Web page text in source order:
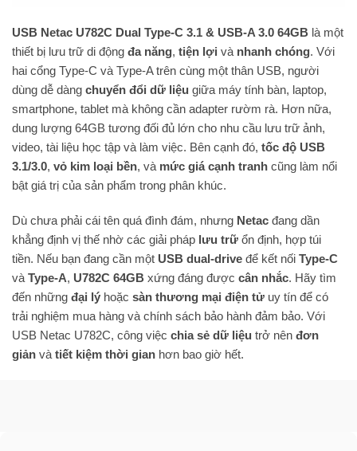
USB Netac U782C Dual Type-C 3.1 & USB-A 3.0 64GB là một
thiết bị lưu trữ di động đa năng, tiện lợi và nhanh chóng. Với
hai cổng Type-C và Type-A trên cùng một thân USB, người
dùng dễ dàng chuyển đổi dữ liệu giữa máy tính bàn, laptop,
smartphone, tablet mà không cần adapter rườm rà. Hơn nữa,
dung lượng 64GB tương đối đủ lớn cho nhu cầu lưu trữ ảnh,
video, tài liệu học tập và làm việc. Bên cạnh đó, tốc độ USB
3.1/3.0, vỏ kim loại bền, và mức giá cạnh tranh cũng làm nổi
bật giá trị của sản phẩm trong phân khúc.
Dù chưa phải cái tên quá đình đám, nhưng Netac đang dần
khẳng định vị thế nhờ các giải pháp lưu trữ ổn định, hợp túi
tiền. Nếu bạn đang cần một USB dual-drive để kết nối Type-C
và Type-A, U782C 64GB xứng đáng được cân nhắc. Hãy tìm
đến những đại lý hoặc sàn thương mại điện tử uy tín để có
trải nghiệm mua hàng và chính sách bảo hành đảm bảo. Với
USB Netac U782C, công việc chia sẻ dữ liệu trở nên đơn
giản và tiết kiệm thời gian hơn bao giờ hết.